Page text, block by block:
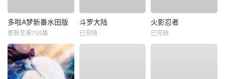
多啦A梦新番水田版
更新至第759集
斗罗大陆
已完结
火影忍者
已完结